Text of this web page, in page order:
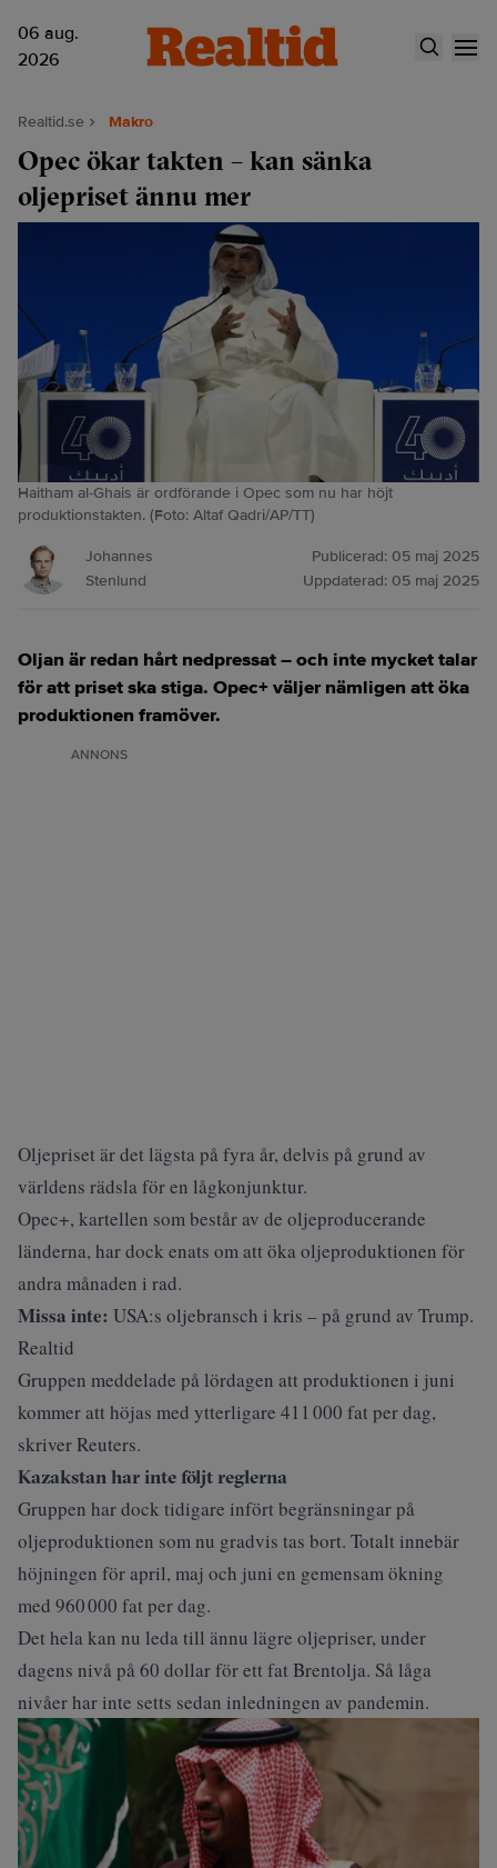
06 aug.
2026
Realtid.se Makro
Opec ökar takten – kan sänka
oljepriset ännu mer
Haitham al-Ghais är ordförande i Opec som nu har höjt
produktionstakten. (Foto: Altaf Qadri/AP/TT)
Johannes
Stenlund
Publicerad: 05 maj 2025
Uppdaterad: 05 maj 2025
Oljan är redan hårt nedpressat – och inte mycket talar
för att priset ska stiga. Opec+ väljer nämligen att öka
produktionen framöver.
ANNONS
Oljepriset är det lägsta på fyra år, delvis på grund av
världens rädsla för en lågkonjunktur.
Opec+, kartellen som består av de oljeproducerande
länderna, har dock enats om att öka oljeproduktionen för
andra månaden i rad.
Missa inte: USA:s oljebransch i kris – på grund av Trump.
Realtid
Gruppen meddelade på lördagen att produktionen i juni
kommer att höjas med ytterligare 411 000 fat per dag,
skriverReuters.
Kazakstan har inte följt reglerna
Gruppen har dock tidigare infört begränsningar på
oljeproduktionen som nu gradvis tas bort. Totalt innebär
höjningen för april, maj och juni en gemensam ökning
med 960 000 fat per dag.
Det hela kan nu leda till ännu lägre oljepriser, under
dagens nivå på 60 dollar för ett fat Brentolja. Så låga
nivåer har inte setts sedan inledningen av pandemin.